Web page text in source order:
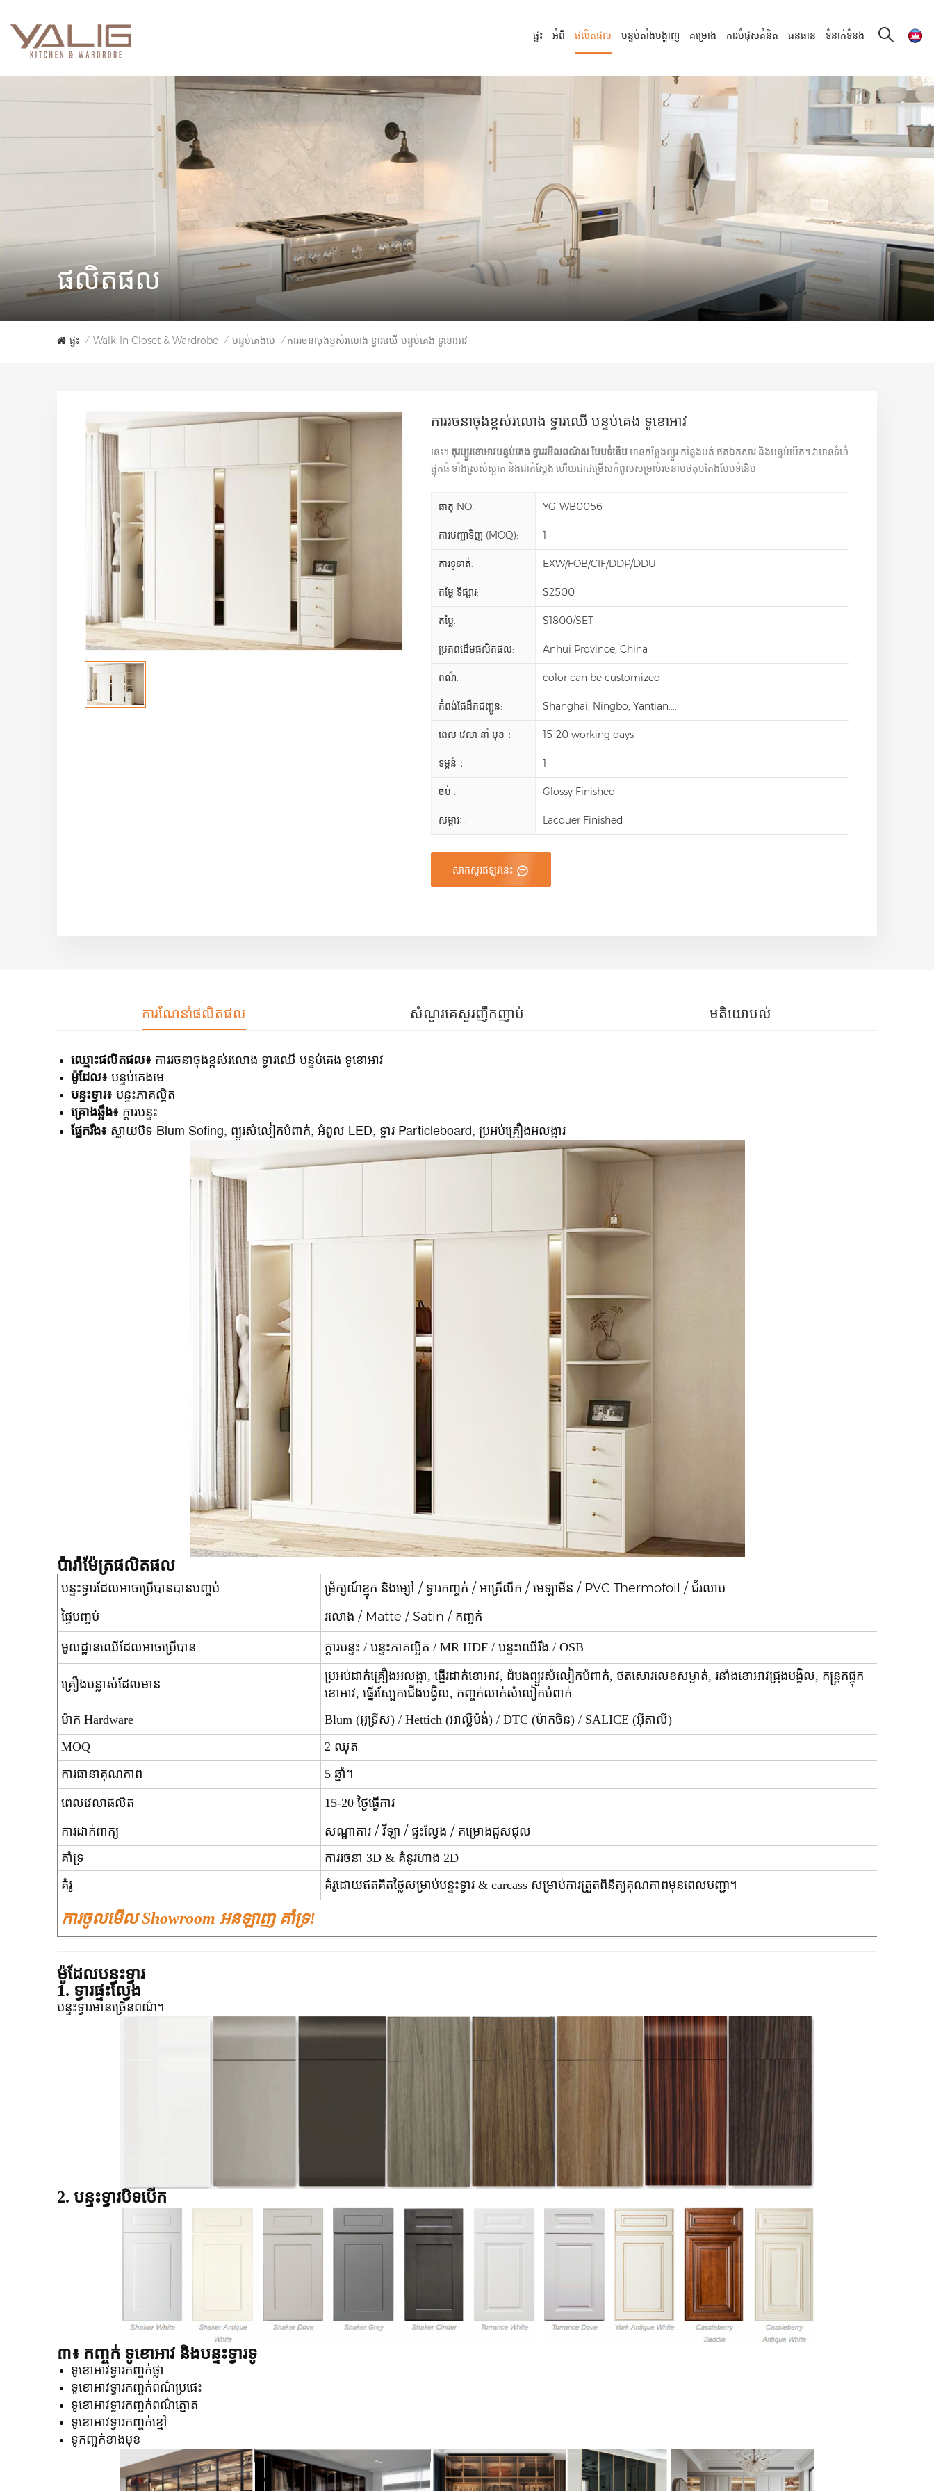
ផ្ទះ អំពី ផលិតផល បន្ទប់តាំងបង្ហាញ គម្រោង ការបំផុសគំនិត ធនធាន ទំនាក់ទំនង
ផលិតផល
ផ្ទះ / Walk-In Closet & Wardrobe / បន្ទប់គេងមេ / ការរចនាចុងខ្ពស់រលោង ទ្វារឈើ បន្ទប់គេង ទូខោអាវ
ការរចនាចុងខ្ពស់រលោង ទ្វារឈើ បន្ទប់គេង ទូខោអាវ
នេះ។ តុរប្យួរខោអាវបន្ទប់គេង ទ្វាររអិលពណ៌ស បែបទំនើបមានកន្លែងព្យួរ កន្លែងបត់ ថតឯកសារ និងបន្ទប់បើក។ វាមានទំហំ
ផ្ទុកធំ ទាំងស្រស់ស្អាត និងជាក់ស្តែង ហើយជាជម្រើសកំពូលសម្រាប់រចនាបថតុបតែងបែបទំនើប
ធាតុ NO.: YG-WB0056
ការបញ្ជាទិញ (MOQ): 1
ការទូទាត់: EXW/FOB/CIF/DDP/DDU
តម្លៃ ទីផ្សារ: $2500
តម្លៃ: $1800/SET
ប្រភពដើមផលិតផល: Anhui Province, China
ពណ៌: color can be customized
កំពង់ផែដឹកជញ្ជូន: Shanghai, Ningbo, Yantian....
ពេល វេលា នាំ មុខ： 15-20 working days
ទម្ងន់： 1
ចប់ : Glossy Finished
សម្ភារៈ : Lacquer Finished
សាកសួរឥឡូវនេះ
ការណែនាំផលិតផល សំណួរគេសួរញឹកញាប់ មតិយោបល់
ឈ្មោះផលិតផល៖ ការរចនាចុងខ្ពស់រលោង ទ្វារឈើ បន្ទប់គេង ទូខោអាវ
ម៉ូដែល៖ បន្ទប់គេងមេ
បន្ទះទ្វារ៖ បន្ទះភាគល្អិត
គ្រោងឆ្អឹង៖ ក្តារបន្ទះ
ផ្នែករឹង៖ ស្លាយបិទ Blum Sofing, ព្យួរសំលៀកបំពាក់, អំពូល LED, ទ្វារ Particleboard, ប្រអប់គ្រឿងអលង្ការ
ប៉ារ៉ាម៉ែត្រផលិតផល
បន្ទះទ្វារដែលអាចប្រើបានបានបញ្ចប់ ម្រ័ក្សណ៍ខ្មុក និងម្សៅ / ទ្វារកញ្ចក់ / អាគ្រីលីក / មេឡាមីន / PVC Thermofoil / ជ័រលាប
ផ្ទៃបញ្ចប់ រលោង / Matte / Satin / កញ្ចក់
មូលដ្ឋានឈើដែលអាចប្រើបាន ក្តារបន្ទះ / បន្ទះភាគល្អិត / MR HDF / បន្ទះឈើរឹង / OSB
គ្រឿងបន្លាស់ដែលមាន
ប្រអប់ដាក់គ្រឿងអលង្កា, ធ្នើរដាក់ខោអាវ, ដំបងព្យួរសំលៀកបំពាក់, ថតសោរលេខសម្ងាត់, រនាំងខោអាវជ្រុងបង្វិល, កន្ត្រកផ្ទុក
ខោអាវ, ធ្នើរស្បែកជើងបង្វិល, កញ្ចក់លាក់សំលៀកបំពាក់
ម៉ាក Hardware
Blum (អូទ្រីស) / Hettich (អាល្លឺម៉ង់) / DTC (ម៉ាកចិន) / SALICE (អ៊ីតាលី)
MOQ
2 ឈុត
ការធានាគុណភាព
5 ឆ្នាំ។
ពេលវេលាផលិត 15-20 ថ្ងៃធ្វើការ
ការដាក់ពាក្យ សណ្ឋាគារ / វីឡា / ផ្ទះល្វែង / គម្រោងជួសជុល
គាំទ្រ
ការរចនា 3D & គំនូរហាង 2D
គំរូ
គំរូដោយឥតគិតថ្លៃសម្រាប់បន្ទះទ្វារ & carcass សម្រាប់ការត្រួតពិនិត្យគុណភាពមុនពេលបញ្ជា។
ការចូលមើល Showroom អនឡាញ គាំទ្រ!
ម៉ូដែលបន្ទះទ្វារ
1. ទ្វារផ្ទះល្វែង
បន្ទះទ្វារមានច្រើនពណ៌។
2. បន្ទះទ្វារបិទបើក
៣៖ កញ្ចក់ ទូខោអាវ និងបន្ទះទ្វារទូ
ទូខោអាវទ្វារកញ្ចក់ថ្លា
ទូខោអាវទ្វារកញ្ចក់ពណ៌ប្រផេះ
ទូខោអាវទ្វារកញ្ចក់ពណ៌ត្នោត
ទូខោអាវទ្វារកញ្ចក់ខ្មៅ
ទូកញ្ចក់ខាងមុខ